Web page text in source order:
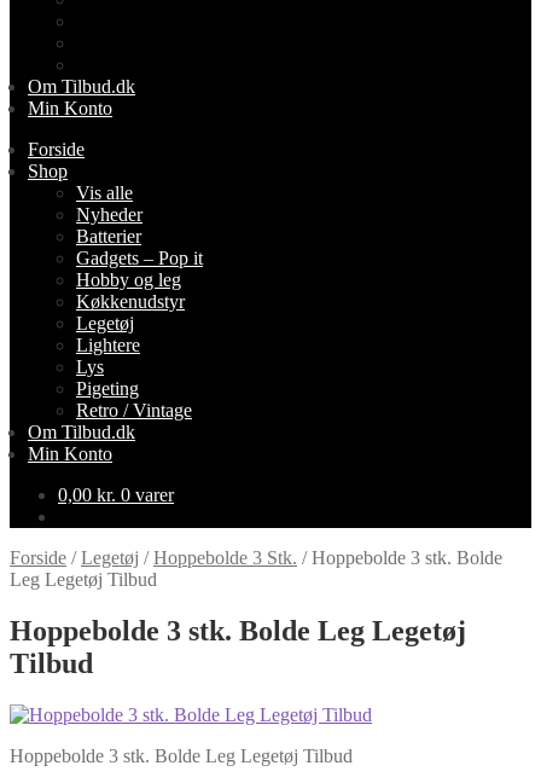
Om Tilbud.dk
Min Konto
Forside
Shop
Vis alle
Nyheder
Batterier
Gadgets – Pop it
Hobby og leg
Køkkenudstyr
Legetøj
Lightere
Lys
Pigeting
Retro / Vintage
Om Tilbud.dk
Min Konto
0,00 kr. 0 varer
Forside /Legetøj /Hoppebolde 3 Stk. /Hoppebolde 3 stk. Bolde
Leg Legetøj Tilbud
Hoppebolde 3 stk. Bolde Leg Legetøj
Tilbud
Hoppebolde 3 stk. Bolde Leg Legetøj Tilbud